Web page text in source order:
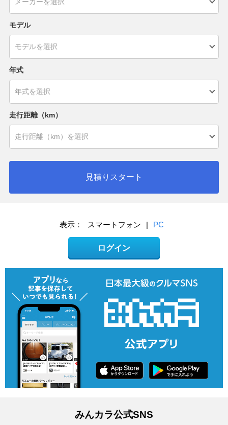
モデル
年式
走行距離（km）
見積りスタート
表示： スマートフォン | PC
ログイン
みんカラ公式SNS